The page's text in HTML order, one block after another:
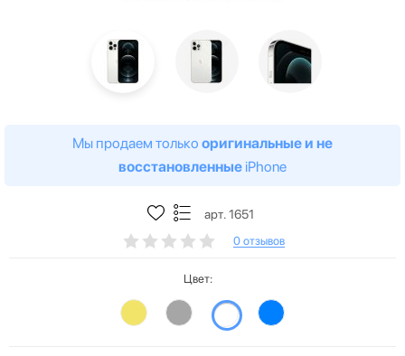
Мы продаем только оригинальные и не
восстановленные iPhone
арт. 1651
0 отзывов
Цвет: